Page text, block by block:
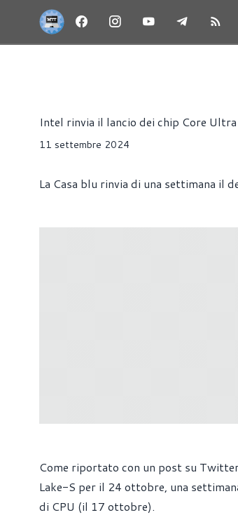
Intel rinvia il lancio dei chip Core
11 settembre 2024
La Casa blu rinvia di una settimana il
Come riportato con un post su
Lake-S per il 24 ottobre, una
di CPU (il 17 ottobre).